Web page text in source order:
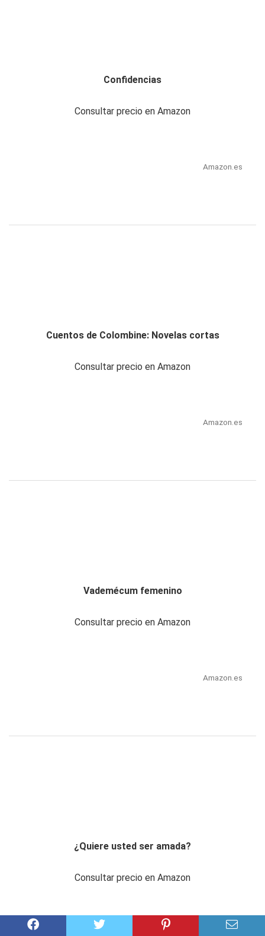
Confidencias
Consultar precio en Amazon
Amazon.es
Cuentos de Colombine: Novelas cortas
Consultar precio en Amazon
Amazon.es
Vademécum femenino
Consultar precio en Amazon
Amazon.es
¿Quiere usted ser amada?
Consultar precio en Amazon